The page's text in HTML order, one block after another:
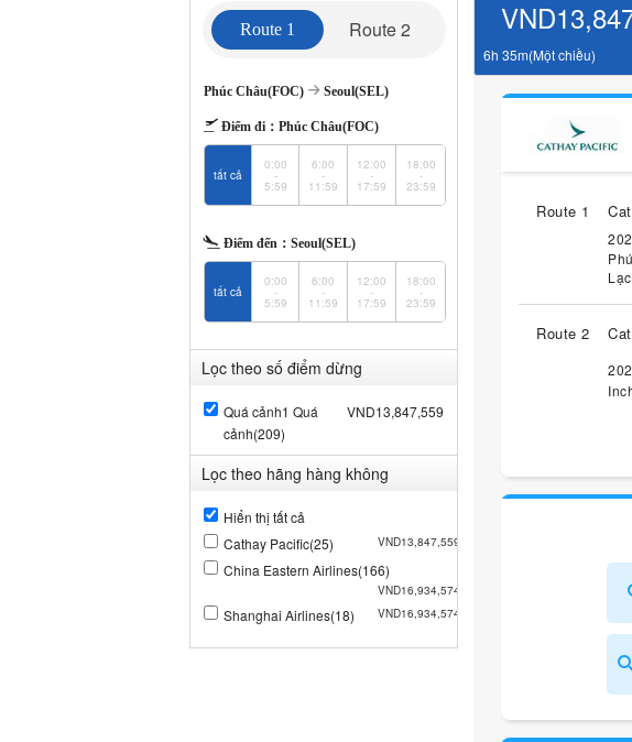
Route 1 Route 2
Phúc Châu(FOC) Seoul(SEL)
Điểm đi： Phúc Châu(FOC)
tất cả
0:00
-
5:59
6:00
-
11:59
12:00
-
17:59
18:00
-
23:59
Điểm đến： Seoul(SEL)
tất cả
0:00
-
5:59
6:00
-
11:59
12:00
-
17:59
18:00
-
23:59
Lọc theo số điểm dừng
Quá cảnh1 Quá
cảnh(209)
VND13,847,559
Lọc theo hãng hàng không
Hiển thị tất cả
Cathay Pacific(25)
VND13,847,559
China Eastern Airlines(166)
VND16,934,574
Shanghai Airlines(18) VND16,934,574
6h 35m(Một chiều)
Route 1
Lạc
Route 2